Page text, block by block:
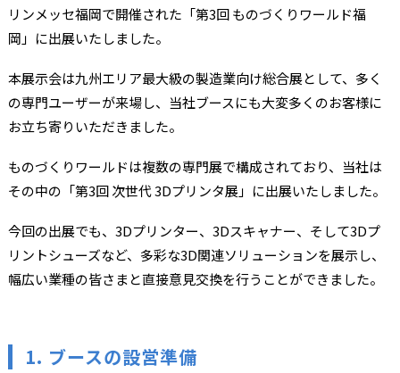
リンメッセ福岡で開催された「第3回 ものづくりワールド福
岡」に出展いたしました。
本展示会は九州エリア最大級の製造業向け総合展として、多く
の専門ユーザーが来場し、当社ブースにも大変多くのお客様に
お立ち寄りいただきました。
ものづくりワールドは複数の専門展で構成されており、当社は
その中の「第3回 次世代 3Dプリンタ展」に出展いたしました。
今回の出展でも、3Dプリンター、3Dスキャナー、そして3Dプ
リントシューズなど、多彩な3D関連ソリューションを展示し、
幅広い業種の皆さまと直接意見交換を行うことができました。
1. ブースの設営準備